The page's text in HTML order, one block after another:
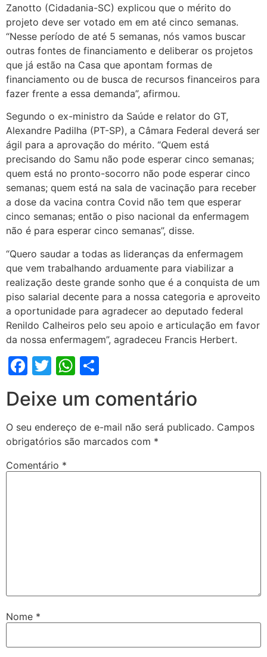
Zanotto (Cidadania-SC) explicou que o mérito do
projeto deve ser votado em em até cinco semanas.
“Nesse período de até 5 semanas, nós vamos buscar
outras fontes de financiamento e deliberar os projetos
que já estão na Casa que apontam formas de
financiamento ou de busca de recursos financeiros para
fazer frente a essa demanda”, afirmou.
Segundo o ex-ministro da Saúde e relator do GT,
Alexandre Padilha (PT-SP), a Câmara Federal deverá ser
ágil para a aprovação do mérito. “Quem está
precisando do Samu não pode esperar cinco semanas;
quem está no pronto-socorro não pode esperar cinco
semanas; quem está na sala de vacinação para receber
a dose da vacina contra Covid não tem que esperar
cinco semanas; então o piso nacional da enfermagem
não é para esperar cinco semanas”, disse.
“Quero saudar a todas as lideranças da enfermagem
que vem trabalhando arduamente para viabilizar a
realização deste grande sonho que é a conquista de um
piso salarial decente para a nossa categoria e aproveito
a oportunidade para agradecer ao deputado federal
Renildo Calheiros pelo seu apoio e articulação em favor
da nossa enfermagem”, agradeceu Francis Herbert.
Facebook
TwitterWhatsApp
Deixe um comentário
O seu endereço de e-mail não será publicado. Campos
obrigatórios são marcados com *
Comentário *
Nome *